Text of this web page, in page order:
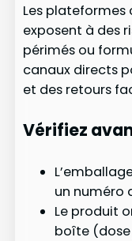
Les plateformes
exposent à des
périmés ou
canaux directs
et des retours
Vérifiez
un numéro
Le produit
boîte (dose